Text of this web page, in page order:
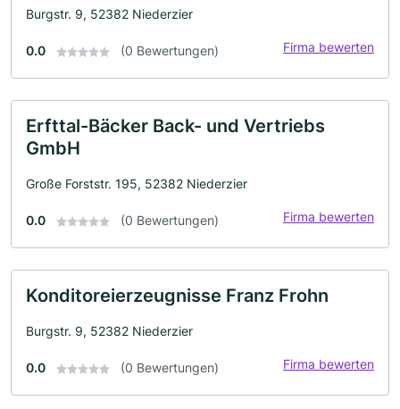
Burgstr. 9, 52382 Niederzier
0.0 (0 Bewertungen) Firma bewerten
Erfttal-Bäcker Back- und Vertriebs
GmbH
Große Forststr. 195, 52382 Niederzier
0.0 (0 Bewertungen) Firma bewerten
Konditoreierzeugnisse Franz Frohn
Burgstr. 9, 52382 Niederzier
0.0 (0 Bewertungen) Firma bewerten